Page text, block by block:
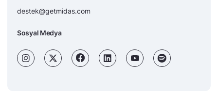
destek@getmidas.com
Sosyal Medya